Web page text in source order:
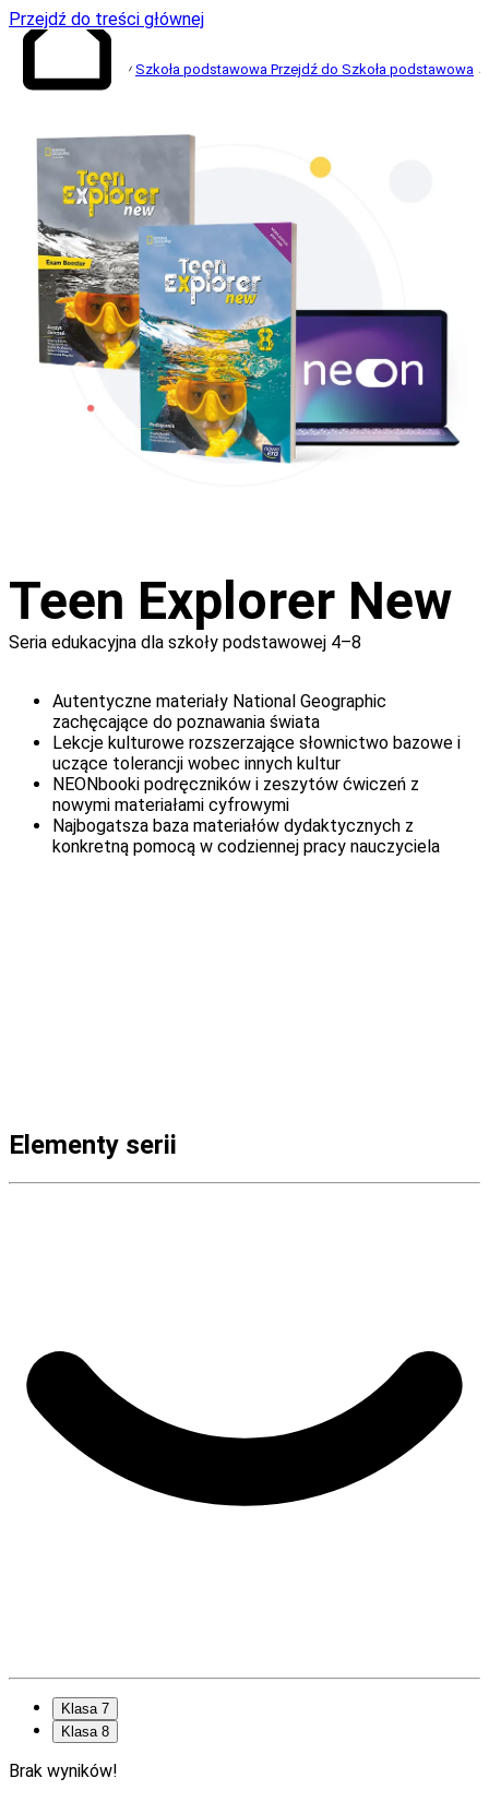
Przejdź do treści głównej
strony głównej
Szkoła podstawowaPrzejdź do Szkoła podstawowa
Teen Explorer New
Seria edukacyjna dla szkoły podstawowej 4–8
Autentyczne materiały National Geographic
zachęcające do poznawania świata
Lekcje kulturowe rozszerzające słownictwo bazowe i
uczące tolerancji wobec innych kultur
NEONbooki podręczników i zeszytów ćwiczeń z
nowymi materiałami cyfrowymi
Najbogatsza baza materiałów dydaktycznych z
konkretną pomocą w codziennej pracy nauczyciela
Elementy serii
Klasa 7
Klasa 8
Brak wyników!